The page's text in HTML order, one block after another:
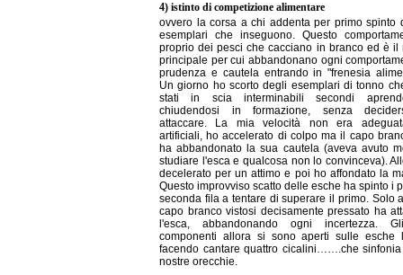
4) istinto di competizione alimentare
ovvero la corsa a chi addenta per primo spinto
esemplari che inseguono. Questo
proprio dei pesci che cacciano in branco ed è il
principale per cui abbandonano ogni
prudenza e cautela entrando in "frenesia
Un giorno ho scorto degli esemplari di tonno
stati in scia interminabili secondi
chiudendosi in formazione, senza
attaccare. La mia velocità non era
artificiali, ho accelerato di colpo ma il capo
ha abbandonato la sua cautela (aveva avuto
studiare l'esca e qualcosa non lo convinceva).
decelerato per un attimo e poi ho affondato la
Questo improvviso scatto delle esche ha spinto i
seconda fila a tentare di superare il primo. Solo
capo branco vistosi decisamente pressato ha
l'esca, abbandonando ogni incertezza.
componenti allora si sono aperti sulle esche
facendo cantare quattro cicalini…….che
nostre orecchie.